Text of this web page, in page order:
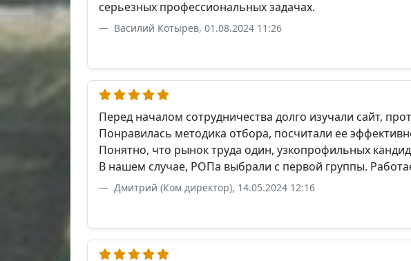
серьезных профессиональных задачах.
Василий Котырев, 01.08.2024 11:26
Перед началом сотрудничества долго изучали сайт,
Понравилась методика отбора, посчитали ее
Понятно, что рынок труда один, узкопрофильных
В нашем случае, РОПа выбрали с первой группы.
Дмитрий (Ком директор), 14.05.2024 12:16